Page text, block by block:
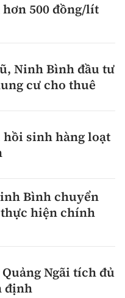
hơn 500 đồng/lít
Ninh Bình đầu tư
cư cho thuê
hồi sinh hàng loạt
Bình chuyển
hiện chính
Ngãi tích đủ
định